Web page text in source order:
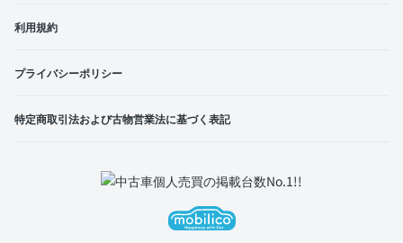
利用規約
プライバシーポリシー
特定商取引法および古物営業法に基づく表記